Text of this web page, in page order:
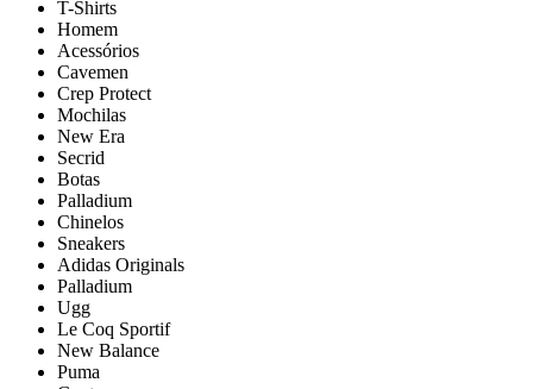
T-Shirts
Homem
Acessórios
Cavemen
Crep Protect
Mochilas
New Era
Secrid
Botas
Palladium
Chinelos
Sneakers
Adidas Originals
Palladium
Ugg
Le Coq Sportif
New Balance
Puma